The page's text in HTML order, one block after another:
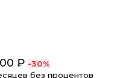
₽ -30%
без процентов